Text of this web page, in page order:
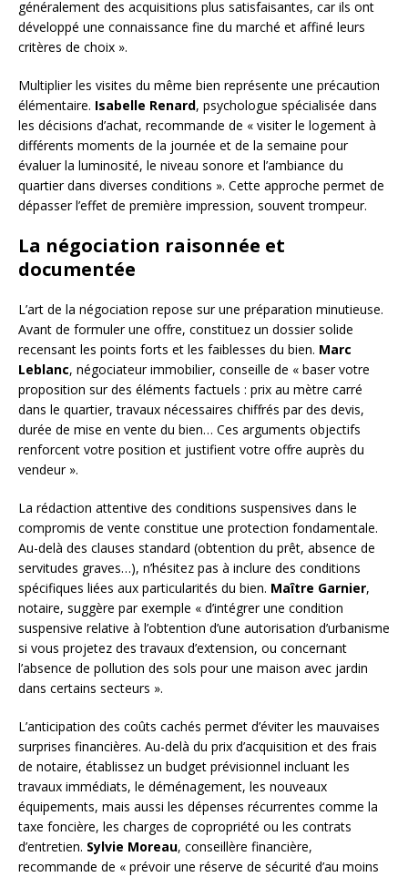
généralement des acquisitions plus satisfaisantes, car ils ont
développé une connaissance fine du marché et affiné leurs
critères de choix ».
Multiplier les visites du même bien représente une précaution
élémentaire. Isabelle Renard, psychologue spécialisée dans
les décisions d’achat, recommande de « visiter le logement à
différents moments de la journée et de la semaine pour
évaluer la luminosité, le niveau sonore et l’ambiance du
quartier dans diverses conditions ». Cette approche permet de
dépasser l’effet de première impression, souvent trompeur.
La négociation raisonnée et
documentée
L’art de la négociation repose sur une préparation minutieuse.
Avant de formuler une offre, constituez un dossier solide
recensant les points forts et les faiblesses du bien. Marc
Leblanc, négociateur immobilier, conseille de « baser votre
proposition sur des éléments factuels : prix au mètre carré
dans le quartier, travaux nécessaires chiffrés par des devis,
durée de mise en vente du bien… Ces arguments objectifs
renforcent votre position et justifient votre offre auprès du
vendeur ».
La rédaction attentive des conditions suspensives dans le
compromis de vente constitue une protection fondamentale.
Au-delà des clauses standard (obtention du prêt, absence de
servitudes graves…), n’hésitez pas à inclure des conditions
spécifiques liées aux particularités du bien. Maître Garnier,
notaire, suggère par exemple « d’intégrer une condition
suspensive relative à l’obtention d’une autorisation d’urbanisme
si vous projetez des travaux d’extension, ou concernant
l’absence de pollution des sols pour une maison avec jardin
dans certains secteurs ».
L’anticipation des coûts cachés permet d’éviter les mauvaises
surprises financières. Au-delà du prix d’acquisition et des frais
de notaire, établissez un budget prévisionnel incluant les
travaux immédiats, le déménagement, les nouveaux
équipements, mais aussi les dépenses récurrentes comme la
taxe foncière, les charges de copropriété ou les contrats
d’entretien. Sylvie Moreau, conseillère financière,
recommande de « prévoir une réserve de sécurité d’au moins